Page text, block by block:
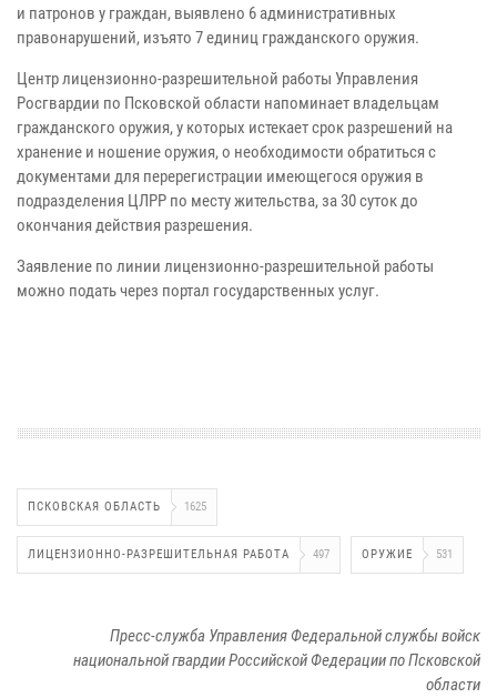
и патронов у граждан, выявлено 6 административных
правонарушений, изъято 7 единиц гражданского оружия.
Центр лицензионно-разрешительной работы Управления
Росгвардии по Псковской области напоминает владельцам
гражданского оружия, у которых истекает срок разрешений на
хранение и ношение оружия, о необходимости обратиться с
документами для перерегистрации имеющегося оружия в
подразделения ЦЛРР по месту жительства, за 30 суток до
окончания действия разрешения.
Заявление по линии лицензионно-разрешительной работы
можно подать через портал государственных услуг.
ПСКОВСКАЯ ОБЛАСТЬ 1625
ЛИЦЕНЗИОННО-РАЗРЕШИТЕЛЬНАЯ РАБОТА 497 ОРУЖИЕ 531
Пресс-служба Управления Федеральной службы войск
национальной гвардии Российской Федерации по Псковской
области